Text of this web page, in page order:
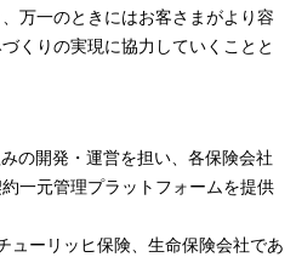
万一のときにはお客さまがより容
くりの実現に協力していくことと
の開発・運営を担い、各保険会社
一元管理プラットフォームを提供
ューリッヒ保険、生命保険会社であ